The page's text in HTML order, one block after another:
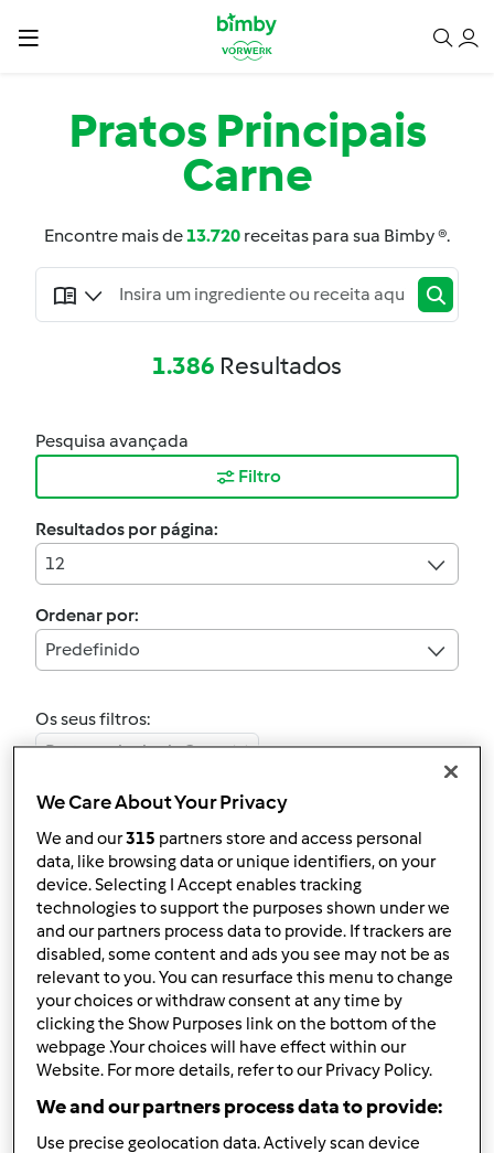
Pratos Principais
Carne
Encontre mais de13.720 receitas para sua Bimby ®.
1.386 Resultados
Pesquisa avançada
Filtro
Resultados por página:
12
Ordenar por:
Predefinido
Os seus filtros:
Pratos principais Carne
Limpar
Bife Wellington à
minha moda
porGast
0 0 -- -- 45min
Cachupa
We Care About Your Privacy
We and our315 partners store and access personal
data, like browsing data or unique identifiers, on your
device. Selecting I Accept enables tracking
technologies to support the purposes shown under we
and our partners process data to provide. If trackers are
disabled, some content and ads you see may not be as
relevant to you. You can resurface this menu to change
your choices or withdraw consent at any time by
clicking the Show Purposes link on the bottom of the
webpage .Your choices will have effect within our
Website. For more details, refer to our Privacy Policy.
We and our partners process data to provide:
Use precise geolocation data. Actively scan device